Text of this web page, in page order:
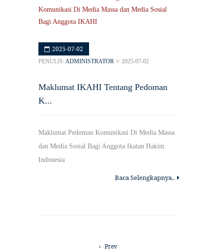
2025-07-02
PENULIS:ADMINISTRATOR 2025-07-02
Maklumat IKAHI Tentang Pedoman
K...
Maklumat Pedoman Komunikasi Di Media Massa
dan Media Sosial Bagi Anggota Ikatan Hakim
Indonesia
Baca Selengkapnya..
‹ Prev